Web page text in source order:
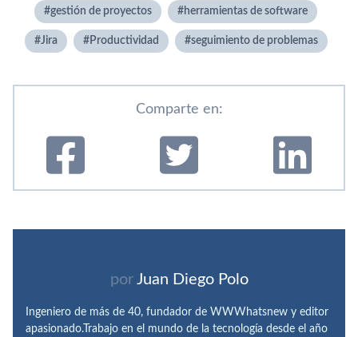
gestión de proyectos herramientas de software
Jira Productividad seguimiento de problemas
Comparte en:
por Juan Diego Polo
Ingeniero de más de 40, fundador de WWWhatsnew y editor
apasionado.Trabajo en el mundo de la tecnología desde el año